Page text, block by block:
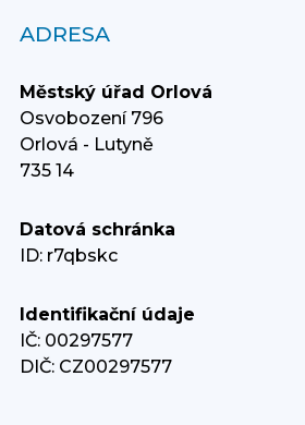
ADRESA
Městský úřad Orlová
Osvobození 796
Orlová - Lutyně
735 14
Datová schránka
ID: r7qbskc
Identifikační údaje
IČ: 00297577
DIČ: CZ00297577